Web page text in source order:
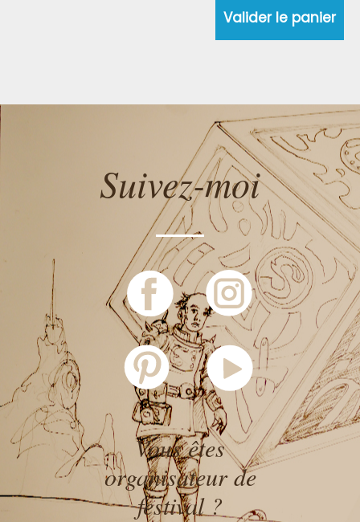
Valider le panier
Suivez-moi
Vous êtes
organisateur de
festival ?